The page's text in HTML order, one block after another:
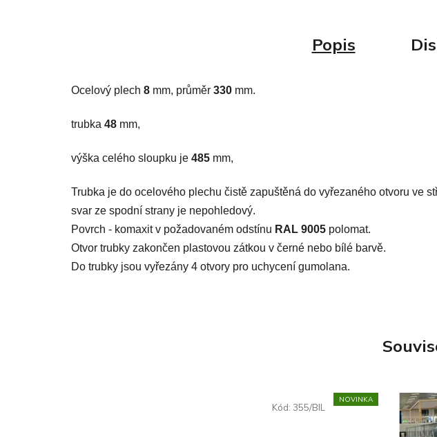
Popis
Ocelový plech 8 mm, průměr 330 mm.
trubka 48 mm,
výška celého sloupku je 485 mm,
Trubka je do ocelového plechu čistě zapuštěná do vyřezaného otvoru ve
svar ze spodní strany je nepohledový.
Povrch - komaxit v požadovaném odstínu RAL 9005 polomat.
Otvor trubky zakončen plastovou zátkou v černé nebo bílé barvě.
Do trubky jsou vyřezány 4 otvory pro uchycení gumolana.
Kód: 355/BIL
NOVINKA